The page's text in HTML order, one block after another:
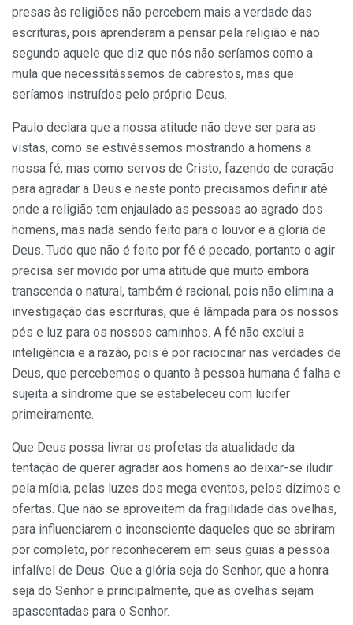
presas às religiões não percebem mais a verdade das
escrituras, pois aprenderam a pensar pela religião e não
segundo aquele que diz que nós não seríamos como a
mula que necessitássemos de cabrestos, mas que
seríamos instruídos pelo próprio Deus.
Paulo declara que a nossa atitude não deve ser para as
vistas, como se estivéssemos mostrando a homens a
nossa fé, mas como servos de Cristo, fazendo de coração
para agradar a Deus e neste ponto precisamos definir até
onde a religião tem enjaulado as pessoas ao agrado dos
homens, mas nada sendo feito para o louvor e a glória de
Deus. Tudo que não é feito por fé é pecado, portanto o agir
precisa ser movido por uma atitude que muito embora
transcenda o natural, também é racional, pois não elimina a
investigação das escrituras, que é lâmpada para os nossos
pés e luz para os nossos caminhos. A fé não exclui a
inteligência e a razão, pois é por raciocinar nas verdades de
Deus, que percebemos o quanto à pessoa humana é falha e
sujeita a síndrome que se estabeleceu com lúcifer
primeiramente.
Que Deus possa livrar os profetas da atualidade da
tentação de querer agradar aos homens ao deixar-se iludir
pela mídia, pelas luzes dos mega eventos, pelos dízimos e
ofertas. Que não se aproveitem da fragilidade das ovelhas,
para influenciarem o inconsciente daqueles que se abriram
por completo, por reconhecerem em seus guias a pessoa
infalível de Deus. Que a glória seja do Senhor, que a honra
seja do Senhor e principalmente, que as ovelhas sejam
apascentadas para o Senhor.